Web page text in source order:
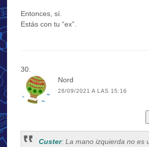
Entonces, sí.
Estás con tu “ex”.
Nord
28/09/2021 A LAS 15:16
Custer: La mano izquierda no es